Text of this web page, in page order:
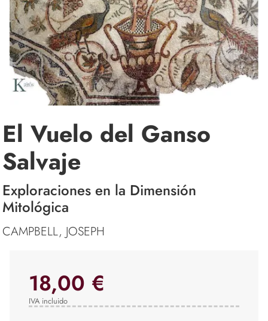
El Vuelo del Ganso
Salvaje
Exploraciones en la Dimensión
Mitológica
CAMPBELL, JOSEPH
18,00 €
IVA incluido